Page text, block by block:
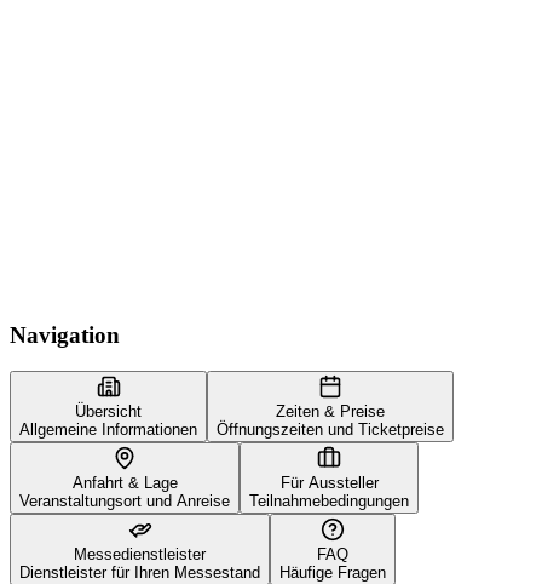
Navigation
Übersicht
Allgemeine Informationen
Zeiten & Preise
Öffnungszeiten und Ticketpreise
Anfahrt & Lage
Veranstaltungsort und Anreise
Für Aussteller
Teilnahmebedingungen
Messedienstleister
Dienstleister für Ihren Messestand
FAQ
Häufige Fragen